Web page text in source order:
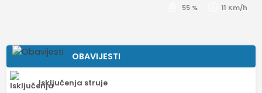
55 % 11 Km/h
OBAVIJESTI
Isključenja struje